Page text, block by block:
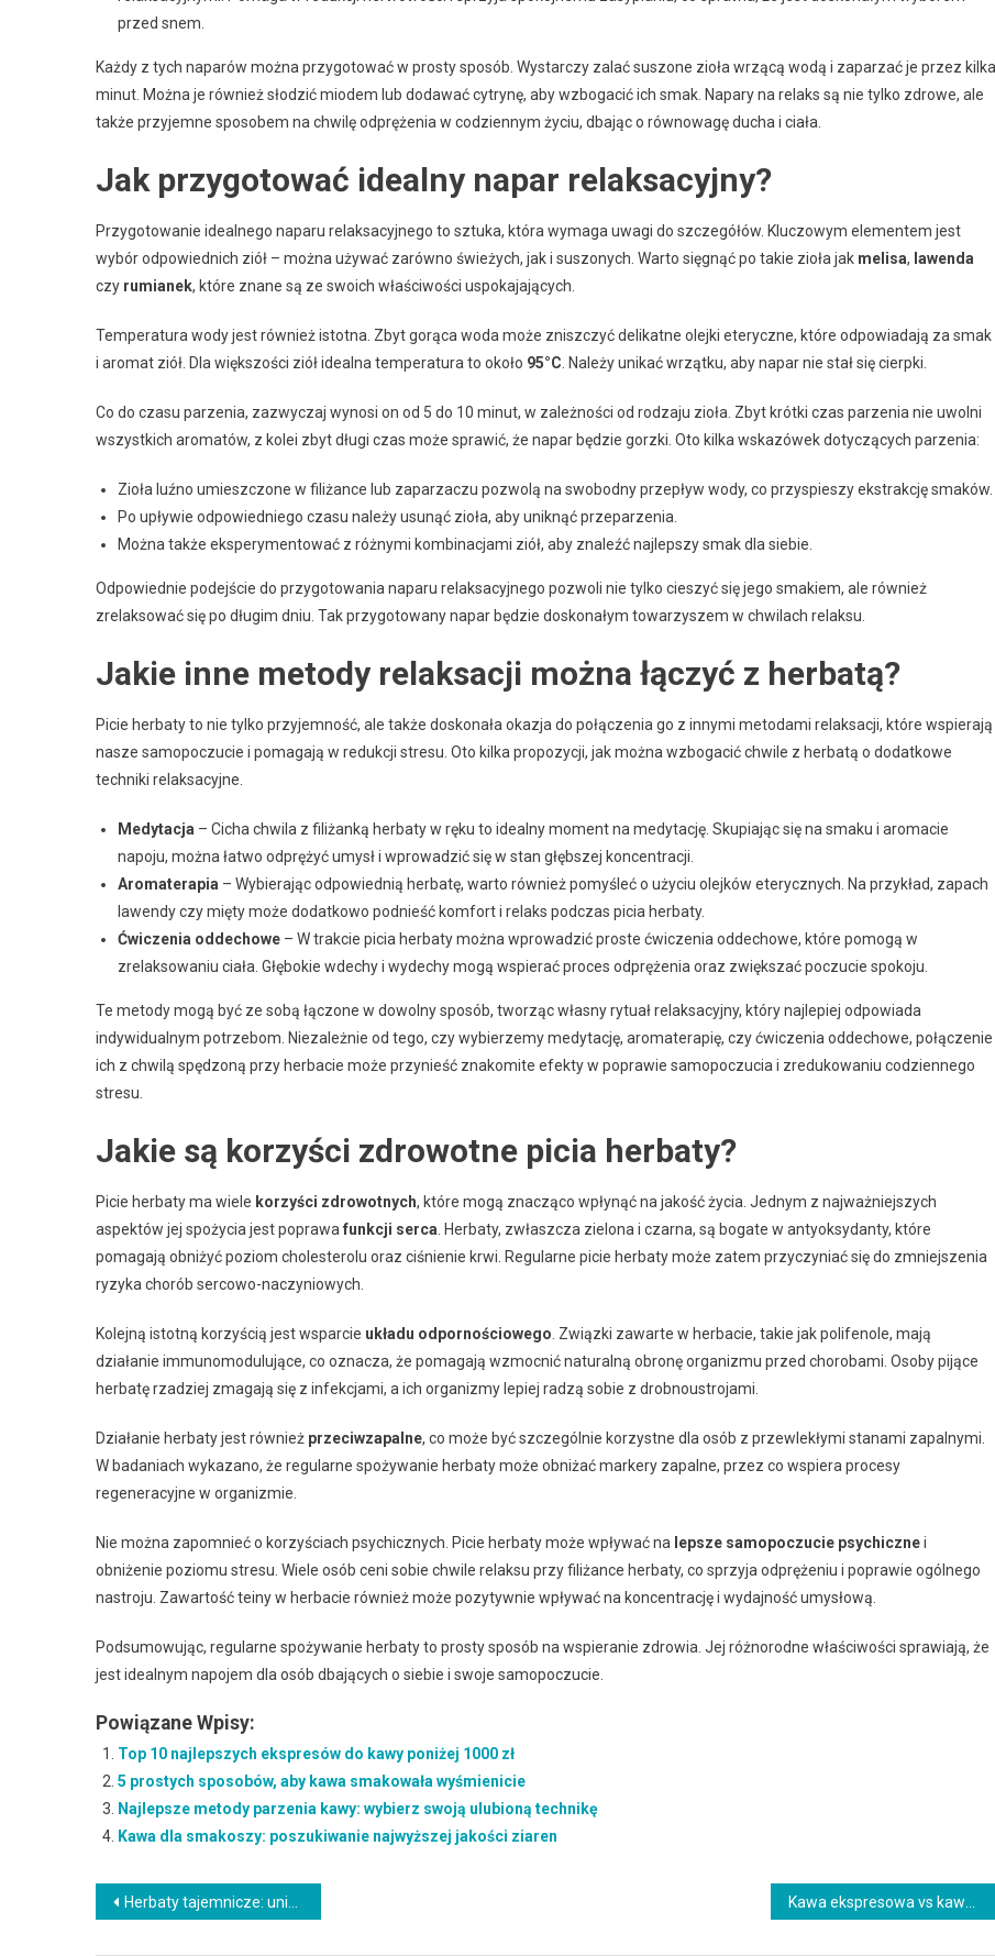
przed snem.
Każdy z tych naparów można przygotować w prosty sposób. Wystarczy zalać suszone zioła wrzącą wodą i zaparzać je przez kilka
minut. Można je również słodzić miodem lub dodawać cytrynę, aby wzbogacić ich smak. Napary na relaks są nie tylko zdrowe, ale
także przyjemne sposobem na chwilę odprężenia w codziennym życiu, dbając o równowagę ducha i ciała.
Jak przygotować idealny napar relaksacyjny?
Przygotowanie idealnego naparu relaksacyjnego to sztuka, która wymaga uwagi do szczegółów. Kluczowym elementem jest
wybór odpowiednich ziół – można używać zarówno świeżych, jak i suszonych. Warto sięgnąć po takie zioła jak melisa, lawenda
czy rumianek, które znane są ze swoich właściwości uspokajających.
Temperatura wody jest również istotna. Zbyt gorąca woda może zniszczyć delikatne olejki eteryczne, które odpowiadają za smak
i aromat ziół. Dla większości ziół idealna temperatura to około 95°C . Należy unikać wrzątku, aby napar nie stał się cierpki.
Co do czasu parzenia, zazwyczaj wynosi on od 5 do 10 minut, w zależności od rodzaju zioła. Zbyt krótki czas parzenia nie uwolni
wszystkich aromatów, z kolei zbyt długi czas może sprawić, że napar będzie gorzki. Oto kilka wskazówek dotyczących parzenia:
Zioła luźno umieszczone w filiżance lub zaparzaczu pozwolą na swobodny przepływ wody, co przyspieszy ekstrakcję smaków.
Po upływie odpowiedniego czasu należy usunąć zioła, aby uniknąć przeparzenia.
Można także eksperymentować z różnymi kombinacjami ziół, aby znaleźć najlepszy smak dla siebie.
Odpowiednie podejście do przygotowania naparu relaksacyjnego pozwoli nie tylko cieszyć się jego smakiem, ale również
zrelaksować się po długim dniu. Tak przygotowany napar będzie doskonałym towarzyszem w chwilach relaksu.
Jakie inne metody relaksacji można łączyć z herbatą?
Picie herbaty to nie tylko przyjemność, ale także doskonała okazja do połączenia go z innymi metodami relaksacji, które wspierają
nasze samopoczucie i pomagają w redukcji stresu. Oto kilka propozycji, jak można wzbogacić chwile z herbatą o dodatkowe
techniki relaksacyjne.
Medytacja – Cicha chwila z filiżanką herbaty w ręku to idealny moment na medytację. Skupiając się na smaku i aromacie
napoju, można łatwo odprężyć umysł i wprowadzić się w stan głębszej koncentracji.
Aromaterapia – Wybierając odpowiednią herbatę, warto również pomyśleć o użyciu olejków eterycznych. Na przykład, zapach
lawendy czy mięty może dodatkowo podnieść komfort i relaks podczas picia herbaty.
Ćwiczenia oddechowe – W trakcie picia herbaty można wprowadzić proste ćwiczenia oddechowe, które pomogą w
zrelaksowaniu ciała. Głębokie wdechy i wydechy mogą wspierać proces odprężenia oraz zwiększać poczucie spokoju.
Te metody mogą być ze sobą łączone w dowolny sposób, tworząc własny rytuał relaksacyjny, który najlepiej odpowiada
indywidualnym potrzebom. Niezależnie od tego, czy wybierzemy medytację, aromaterapię, czy ćwiczenia oddechowe, połączenie
ich z chwilą spędzoną przy herbacie może przynieść znakomite efekty w poprawie samopoczucia i zredukowaniu codziennego
stresu.
Jakie są korzyści zdrowotne picia herbaty?
Picie herbaty ma wiele korzyści zdrowotnych, które mogą znacząco wpłynąć na jakość życia. Jednym z najważniejszych
aspektów jej spożycia jest poprawa funkcji serca . Herbaty, zwłaszcza zielona i czarna, są bogate w antyoksydanty, które
pomagają obniżyć poziom cholesterolu oraz ciśnienie krwi. Regularne picie herbaty może zatem przyczyniać się do zmniejszenia
ryzyka chorób sercowo-naczyniowych.
Kolejną istotną korzyścią jest wsparcie układu odpornościowego . Związki zawarte w herbacie, takie jak polifenole, mają
działanie immunomodulujące, co oznacza, że pomagają wzmocnić naturalną obronę organizmu przed chorobami. Osoby pijące
herbatę rzadziej zmagają się z infekcjami, a ich organizmy lepiej radzą sobie z drobnoustrojami.
Działanie herbaty jest również przeciwzapalne, co może być szczególnie korzystne dla osób z przewlekłymi stanami zapalnymi.
W badaniach wykazano, że regularne spożywanie herbaty może obniżać markery zapalne, przez co wspiera procesy
regeneracyjne w organizmie.
Nie można zapomnieć o korzyściach psychicznych. Picie herbaty może wpływać na lepsze samopoczucie psychicznei
obniżenie poziomu stresu. Wiele osób ceni sobie chwile relaksu przy filiżance herbaty, co sprzyja odprężeniu i poprawie ogólnego
nastroju. Zawartość teiny w herbacie również może pozytywnie wpływać na koncentrację i wydajność umysłową.
Podsumowując, regularne spożywanie herbaty to prosty sposób na wspieranie zdrowia. Jej różnorodne właściwości sprawiają, że
jest idealnym napojem dla osób dbających o siebie i swoje samopoczucie.
Powiązane Wpisy:
Top 10 najlepszych ekspresów do kawy poniżej 1000 zł
5 prostych sposobów, aby kawa smakowała wyśmienicie
Najlepsze metody parzenia kawy: wybierz swoją ulubioną technikę
Kawa dla smakoszy: poszukiwanie najwyższej jakości ziaren
Nawigacja
wpisu
Herbaty tajemnicze: unikalne i rzadko spotykane napary